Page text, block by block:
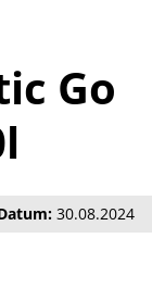
Go
30.08.2024